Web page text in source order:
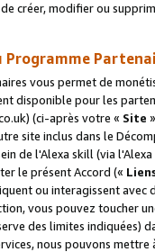
créer, modifier ou
Programme
vous permet de
disponible pour les
(ci-après votre « Site
site inclus dans le
de l'Alexa skill (via
le présent Accord («
ou interagissent avec
vous pouvez toucher
des limites indiquées)
nous pouvons